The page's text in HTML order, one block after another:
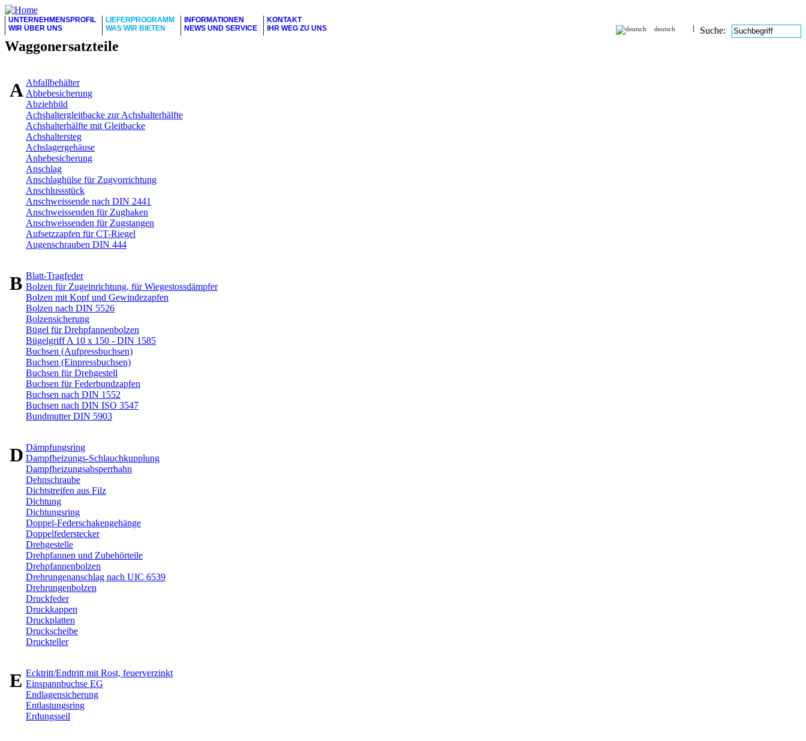
deutsch Suche:
UNTERNEHMENSPROFIL
WIR ÜBER UNS
LIEFERPROGRAMM
WAS WIR BIETEN
INFORMATIONEN
NEWS UND SERVICE
KONTAKT
IHR WEG ZU UNS
Waggonersatzteile
AAbfallbehälter
Abhebesicherung
Abziehbild
Achshaltergleitbacke zur Achshalterhälfte
Achshalterhälfte mit Gleitbacke
Achshaltersteg
Achslagergehäuse
Anhebesicherung
Anschlag
Anschlaghülse für Zugvorrichtung
Anschlussstück
Anschweissende nach DIN 2441
Anschweissenden für Zughaken
Anschweissenden für Zugstangen
Aufsetzzapfen für CT-Riegel
Augenschrauben DIN 444
BBlatt-Tragfeder
Bolzen für Zugeinrichtung, für Wiegestossdämpfer
Bolzen mit Kopf und Gewindezapfen
Bolzen nach DIN 5526
Bolzensicherung
Bügel für Drehpfannenbolzen
Bügelgriff A 10 x 150 - DIN 1585
Buchsen (Aufpressbuchsen)
Buchsen (Einpressbuchsen)
Buchsen für Drehgestell
Buchsen für Federbundzapfen
Buchsen nach DIN 1552
Buchsen nach DIN ISO 3547
Bundmutter DIN 5903
DDämpfungsring
Dampfheizungs-Schlauchkupplung
Dampfheizungsabsperrhahn
Dehnschraube
Dichtstreifen aus Filz
Dichtung
Dichtungsring
Doppel-Federschakengehänge
Doppelfederstecker
Drehgestelle
Drehpfannen und Zubehörteile
Drehpfannenbolzen
Drehrungenanschlag nach UIC 6539
Drehrungenbolzen
Druckfeder
Druckkappen
Druckplatten
Druckscheibe
Druckteller
EEcktritt/Endtritt mit Rost, feuerverzinkt
Einspannbuchse EG
Endlagensicherung
Entlastungsring
Erdungsseil